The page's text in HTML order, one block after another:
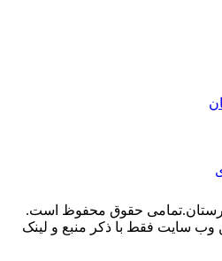
وب سایت فقط با ذکر منبع و لینک